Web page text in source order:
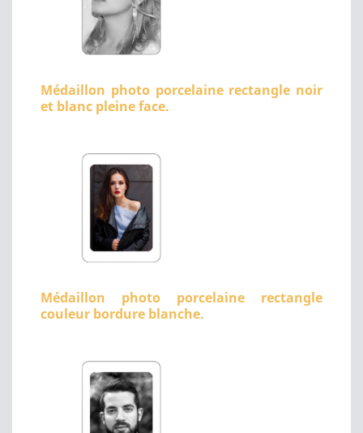
Médaillon photo porcelaine rectangle noir
et blanc pleine face.
Médaillon photo porcelaine rectangle
couleur bordure blanche.